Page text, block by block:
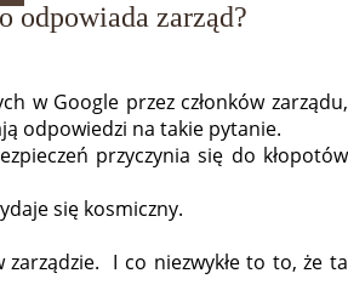
odpowiada zarząd?
w Google przez członków zarządu,
odpowiedzi na takie pytanie.
przyczynia się do kłopotów
się kosmiczny.
zarządzie. I co niezwykłe to to, że ta